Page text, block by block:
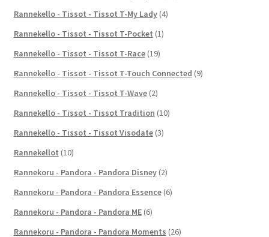
Rannekello - Tissot - Tissot T-My Lady (4)
Rannekello - Tissot - Tissot T-Pocket (1)
Rannekello - Tissot - Tissot T-Race (19)
Rannekello - Tissot - Tissot T-Touch Connected (9)
Rannekello - Tissot - Tissot T-Wave (2)
Rannekello - Tissot - Tissot Tradition (10)
Rannekello - Tissot - Tissot Visodate (3)
Rannekellot (10)
Rannekoru - Pandora - Pandora Disney (2)
Rannekoru - Pandora - Pandora Essence (6)
Rannekoru - Pandora - Pandora ME (6)
Rannekoru - Pandora - Pandora Moments (26)